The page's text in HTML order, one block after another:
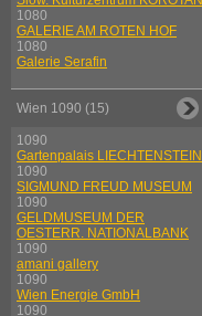
1080
GALERIE AM ROTEN HOF
1080
Galerie Serafin
Wien 1090 (15)
1090
Gartenpalais LIECHTENSTEIN
1090
SIGMUND FREUD MUSEUM
1090
GELDMUSEUM DER
OESTERR. NATIONALBANK
1090
amani gallery
1090
Wien Energie GmbH
1090